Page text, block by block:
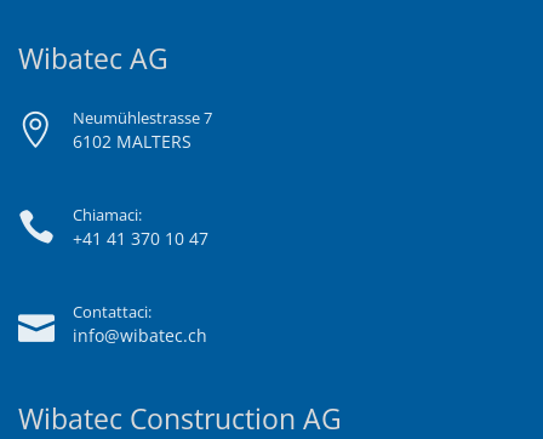
Wibatec AG
Neumühlestrasse 7
6102 MALTERS
Chiamaci:
+41 41 370 10 47
Contattaci:
info@wibatec.ch
Wibatec Construction AG